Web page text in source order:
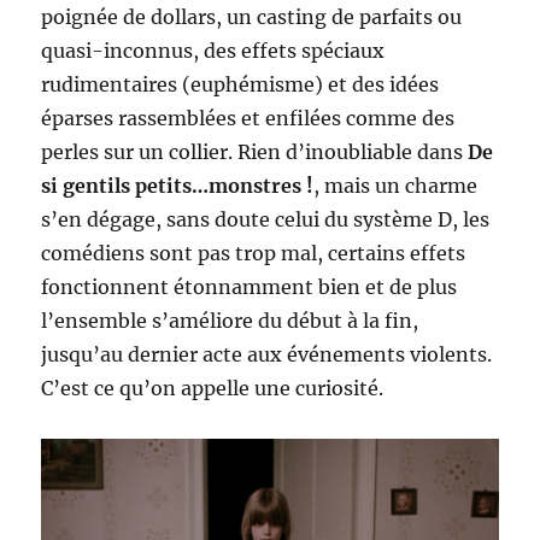
poignée de dollars, un casting de parfaits ou
quasi-inconnus, des effets spéciaux
rudimentaires (euphémisme) et des idées
éparses rassemblées et enfilées comme des
perles sur un collier. Rien d’inoubliable dansDe
si gentils petits…monstres !, mais un charme
s’en dégage, sans doute celui du système D, les
comédiens sont pas trop mal, certains effets
fonctionnent étonnamment bien et de plus
l’ensemble s’améliore du début à la fin,
jusqu’au dernier acte aux événements violents.
C’est ce qu’on appelle une curiosité.